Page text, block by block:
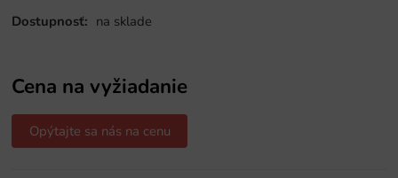
Dostupnosť: na sklade
Cena na vyžiadanie
Opýtajte sa nás na cenu